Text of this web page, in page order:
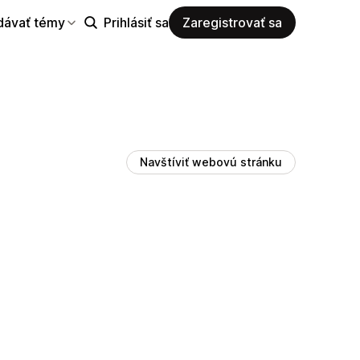
témy Prihlásiť sa Zaregistrovať sa
Navštíviť webovú stránku